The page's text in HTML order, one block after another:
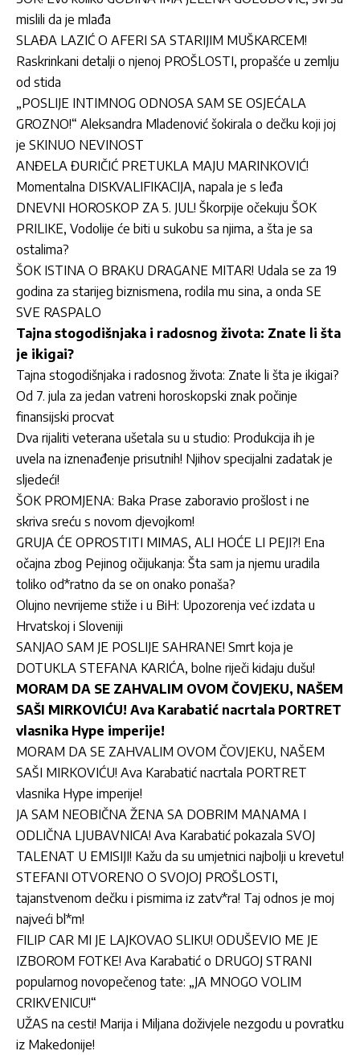
mislili da je mlađa
SLAĐA LAZIĆ O AFERI SA STARIJIM MUŠKARCEM!
Raskrinkani detalji o njenoj PROŠLOSTI, propašće u zemlju
od stida
„POSLIJE INTIMNOG ODNOSA SAM SE OSJEĆALA
GROZNO!“ Aleksandra Mladenović šokirala o dečku koji joj
je SKINUO NEVINOST
ANĐELA ĐURIČIĆ PRETUKLA MAJU MARINKOVIĆ!
Momentalna DISKVALIFIKACIJA, napala je s leđa
DNEVNI HOROSKOP ZA 5. JUL! Škorpije očekuju ŠOK
PRILIKE, Vodolije će biti u sukobu sa njima, a šta je sa
ostalima?
ŠOK ISTINA O BRAKU DRAGANE MITAR! Udala se za 19
godina za starijeg biznismena, rodila mu sina, a onda SE
SVE RASPALO
Tajna stogodišnjaka i radosnog života: Znate li šta
je ikigai?
Tajna stogodišnjaka i radosnog života: Znate li šta je ikigai?
Od 7. jula za jedan vatreni horoskopski znak počinje
finansijski procvat
Dva rijaliti veterana ušetala su u studio: Produkcija ih je
uvela na iznenađenje prisutnih! Njihov specijalni zadatak je
sljedeći!
ŠOK PROMJENA: Baka Prase zaboravio prošlost i ne
skriva sreću s novom djevojkom!
GRUJA ĆE OPROSTITI MIMAS, ALI HOĆE LI PEJI?! Ena
očajna zbog Pejinog očijukanja: Šta sam ja njemu uradila
toliko od*ratno da se on onako ponaša?
Olujno nevrijeme stiže i u BiH: Upozorenja već izdata u
Hrvatskoj i Sloveniji
SANJAO SAM JE POSLIJE SAHRANE! Smrt koja je
DOTUKLA STEFANA KARIĆA, bolne riječi kidaju dušu!
MORAM DA SE ZAHVALIM OVOM ČOVJEKU, NAŠEM
SAŠI MIRKOVIĆU! Ava Karabatić nacrtala PORTRET
vlasnika Hype imperije!
MORAM DA SE ZAHVALIM OVOM ČOVJEKU, NAŠEM
SAŠI MIRKOVIĆU! Ava Karabatić nacrtala PORTRET
vlasnika Hype imperije!
JA SAM NEOBIČNA ŽENA SA DOBRIM MANAMA I
ODLIČNA LJUBAVNICA! Ava Karabatić pokazala SVOJ
TALENAT U EMISIJI! Kažu da su umjetnici najbolji u krevetu!
STEFANI OTVORENO O SVOJOJ PROŠLOSTI,
tajanstvenom dečku i pismima iz zatv*ra! Taj odnos je moj
najveći bl*m!
FILIP CAR MI JE LAJKOVAO SLIKU! ODUŠEVIO ME JE
IZBOROM FOTKE! Ava Karabatić o DRUGOJ STRANI
popularnog novopečenog tate: „JA MNOGO VOLIM
CRIKVENICU!“
UŽAS na cesti! Marija i Miljana doživjele nezgodu u povratku
iz Makedonije!